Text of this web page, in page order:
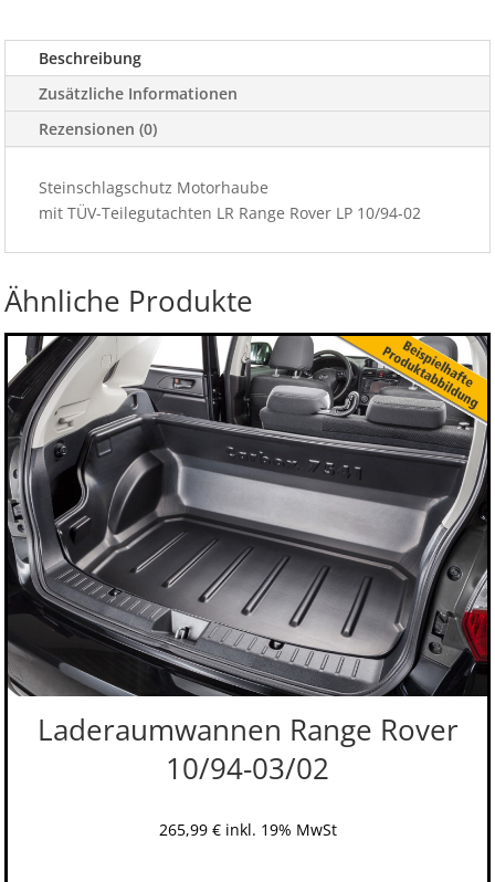
Menge
Beschreibung
Zusätzliche Informationen
Rezensionen (0)
Steinschlagschutz Motorhaube
mit TÜV-Teilegutachten LR Range Rover LP 10/94-02
Ähnliche Produkte
Laderaumwannen Range Rover
10/94-03/02
265,99 € inkl. 19% MwSt